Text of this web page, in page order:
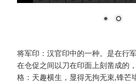
将军印：汉官印中的一种。是在行
在仓促之间以刀在印面上刻凿成的
格：天趣横生，显得无拘无束,锋芒